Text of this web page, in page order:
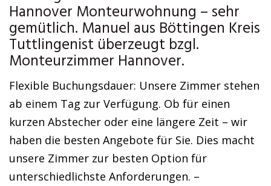
Hannover Monteurwohnung – sehr
gemütlich. Manuel aus Böttingen Kreis
Tuttlingenist überzeugt bzgl.
Monteurzimmer Hannover.
Flexible Buchungsdauer: Unsere Zimmer stehen
ab einem Tag zur Verfügung. Ob für einen
kurzen Abstecher oder eine längere Zeit – wir
haben die besten Angebote für Sie. Dies macht
unsere Zimmer zur besten Option für
unterschiedlichste Anforderungen. –